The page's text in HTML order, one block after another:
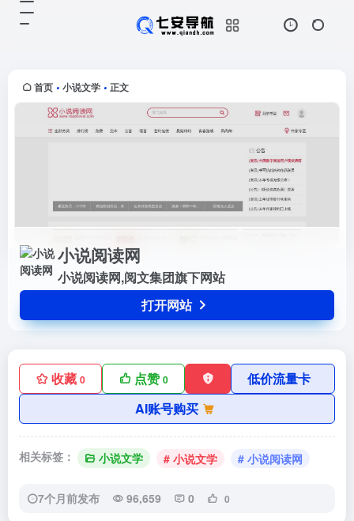
首页 • 小说文学 • 正文
小说阅读网
小说阅读网,阅文集团旗下网站
打开网站
收藏 0 点赞0
低价流量卡
AI账号购买
相关标签： 小说文学 # 小说文学 # 小说阅读网
7个月前发布 96,659 0 0